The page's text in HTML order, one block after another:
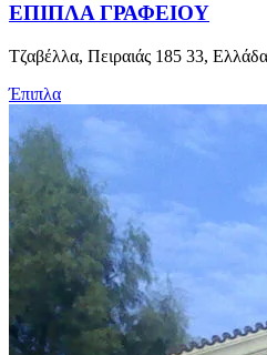
ΕΠΙΠΛΑ ΓΡΑΦΕΙΟΥ
Τζαβέλλα, Πειραιάς 185 33,
Έπιπλα